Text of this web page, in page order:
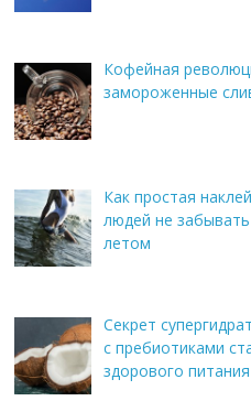
Кофейная
замороженные
Как простая
людей не
летом
Секрет
с пребиотиками
здорового питания